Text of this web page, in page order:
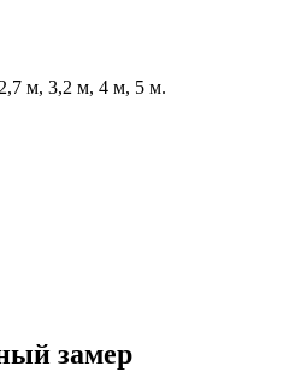
м, 3,2 м, 4 м, 5 м.
замер